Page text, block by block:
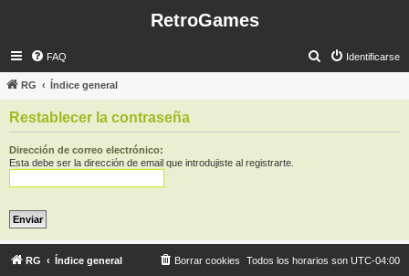
RetroGames
FAQ Identificarse
s
RG Índice general
Restablecer la contraseña
Dirección de correo electrónico:
Esta debe ser la dirección de email que introdujiste al registrarte.
RG Índice general Todos los horarios son UTC-04:00
Borrar cookies